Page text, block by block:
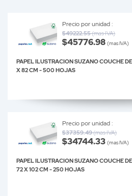
Precio por unidad :
$49222.55(mas IVA)
$45776.98 (mas IVA)
PAPEL ILUSTRACION SUZANO COUCHE
X 82 CM - 500 HOJAS
Precio por unidad :
$37359.49(mas IVA)
$34744.33 (mas IVA)
PAPEL ILUSTRACION SUZANO COUCHE
72 X 102 CM - 250 HOJAS